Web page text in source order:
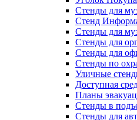
Стенды для
Стенд
Стенды для
Стенды для
Стенды для
Стенды по
Уличные
Доступная
Планы
Стенды в
Стенды для